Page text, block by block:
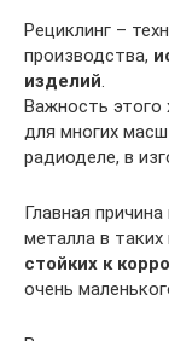
Рециклинг –
производства,
изделий.
Важность этого
для многих
радиоделе, в
Главная
металла в
стойких к
очень